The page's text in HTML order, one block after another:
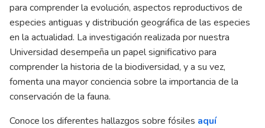
para comprender la evolución, aspectos reproductivos de
especies antiguas y distribución geográfica de las especies
en la actualidad. La investigación realizada por nuestra
Universidad desempeña un papel significativo para
comprender la historia de la biodiversidad, y a su vez,
fomenta una mayor conciencia sobre la importancia de la
conservación de la fauna.
Conoce los diferentes hallazgos sobre fósiles aquí